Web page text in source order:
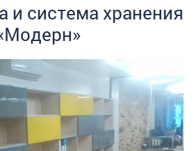
и система хранения